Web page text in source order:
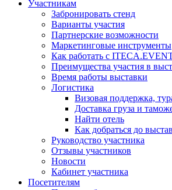
Участникам
Забронировать стенд
Варианты участия
Партнерские возможности
Маркетинговые инструменты
Как работать с
Преимущества участия в
Время работы выставки
Логистика
Визовая поддержка,
Доставка груза и
Найти отель
Как добраться до
Руководство участника
Отзывы участников
Новости
Кабинет участника
Посетителям